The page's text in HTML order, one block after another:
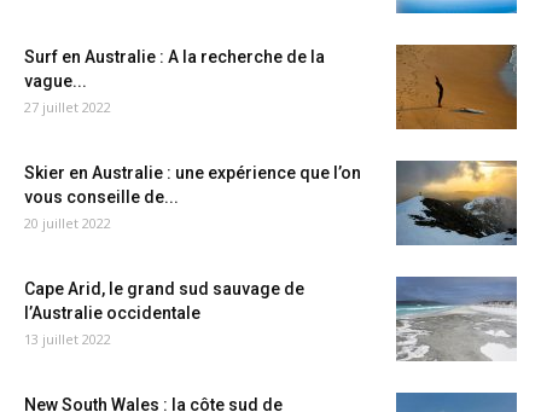
Surf en Australie : A la recherche de la
vague...
27 juillet 2022
Skier en Australie : une expérience que l’on
vous conseille de...
20 juillet 2022
Cape Arid, le grand sud sauvage de
l’Australie occidentale
13 juillet 2022
New South Wales : la côte sud de